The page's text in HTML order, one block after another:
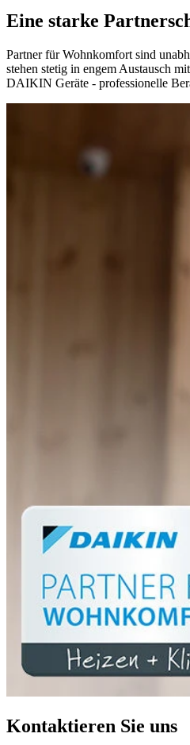
Eine starke
Partner für Wohnkomfort sind
stehen stetig in engem Austausch
DAIKIN Geräte - professionelle
Kontaktieren Sie uns